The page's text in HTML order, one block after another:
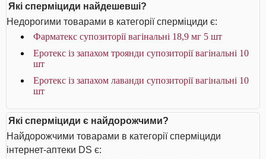
Які сперміциди найдешевші?
Недорогими товарами в категорії сперміциди є:
Фарматекс супозиторії вагінальні 18,9 мг 5 шт
Еротекс із запахом троянди супозиторії вагінальні 10
шт
Еротекс із запахом лаванди супозиторії вагінальні 10
шт
Які сперміциди є найдорожчими?
Найдорожчими товарами в категорії сперміциди
інтернет-аптеки DS є: